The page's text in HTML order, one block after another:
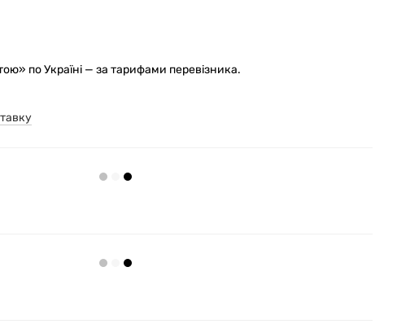
по Україні — за тарифами перевізника.